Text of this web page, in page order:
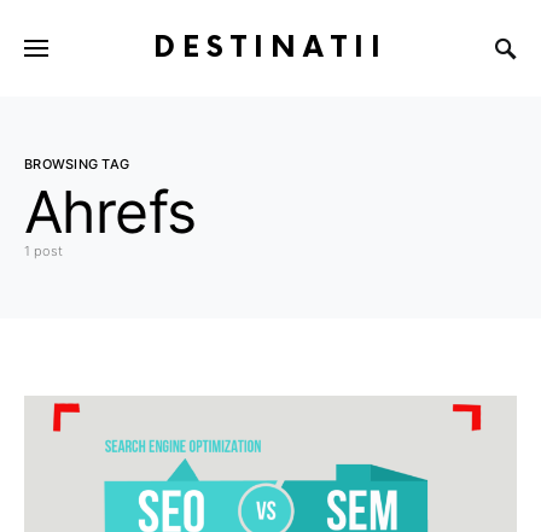
DESTINATII
BROWSING TAG
Ahrefs
1 post